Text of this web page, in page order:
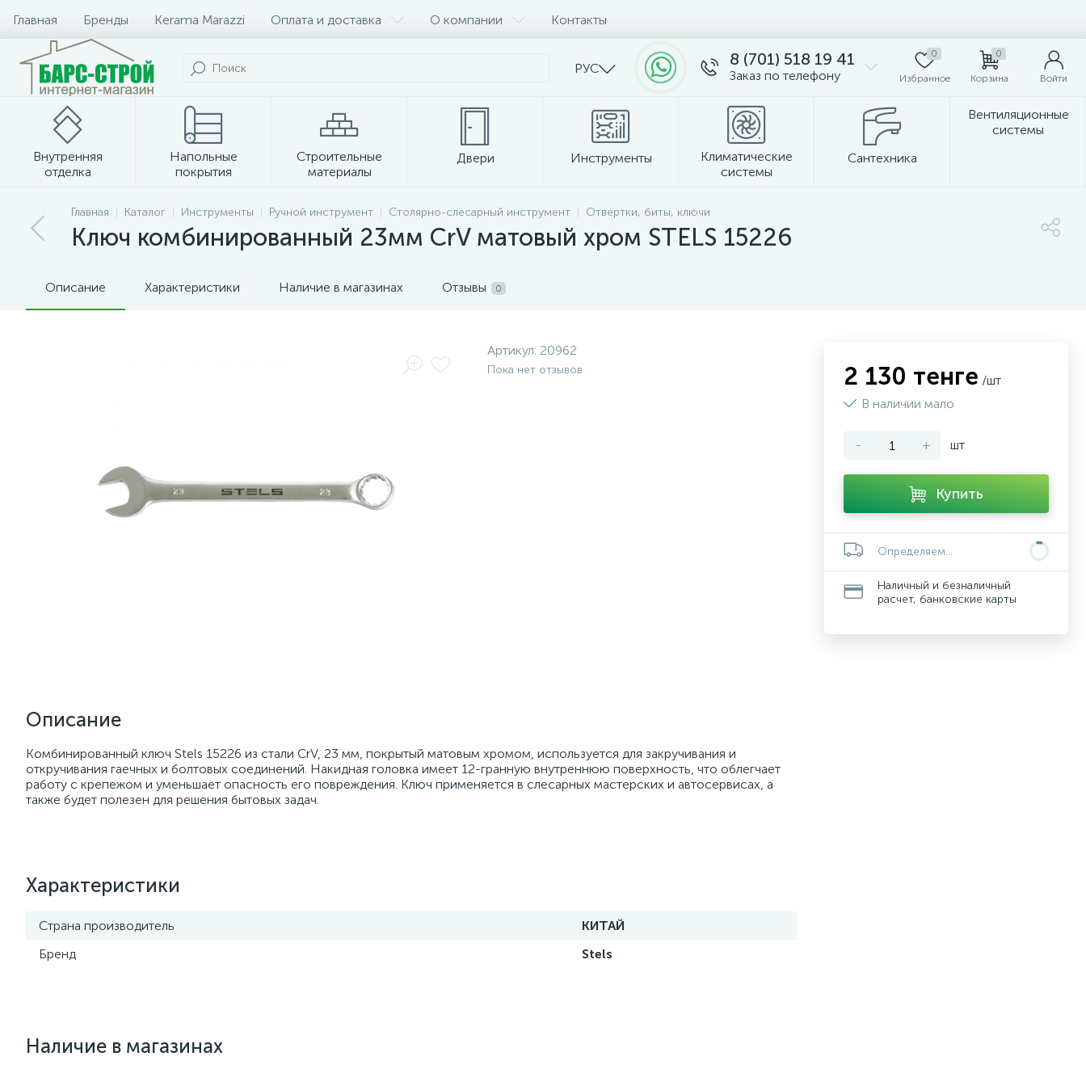
Главная Бренды Kerama Marazzi Оплата и доставка О компании Контакты
РУС 8 (701) 518 19 41
Заказ по телефону
0
Избранное
0
Корзина Войти
Внутренняя
отделка
Напольные
покрытия
Строительные
материалы
Двери Инструменты
Климатические
системы
Сантехника
Вентиляционные
системы
Плитка и керамогранит
Главная Каталог Инструменты Ручной инструмент Столярно-слесарный инструмент Отвертки, биты, ключи
Ключ комбинированный 23мм CrV матовый хром STELS 15226
Описание Характеристики Наличие в магазинах Отзывы 0
Артикул: 20962
Пока нет отзывов
Описание
Комбинированный ключ Stels 15226 из стали CrV, 23 мм, покрытый матовым хромом, используется для закручивания и
откручивания гаечных и болтовых соединений. Накидная головка имеет 12-гранную внутреннюю поверхность, что облегчает
работу с крепежом и уменьшает опасность его повреждения. Ключ применяется в слесарных мастерских и автосервисах, а
также будет полезен для решения бытовых задач.
Характеристики
Страна производитель
КИТАЙ
Бренд
Stels
Наличие в магазинах
2 130 тенге /шт
В наличии мало
- + шт
Купить
Определяем...
Наличный и безналичный
расчет, банковские карты